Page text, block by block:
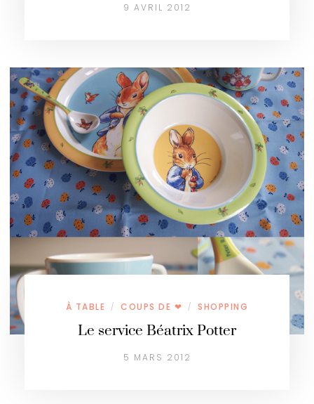
9 AVRIL 2012
À TABLE / COUPS DE ❤ / SHOPPING
Le service Béatrix Potter
5 MARS 2012